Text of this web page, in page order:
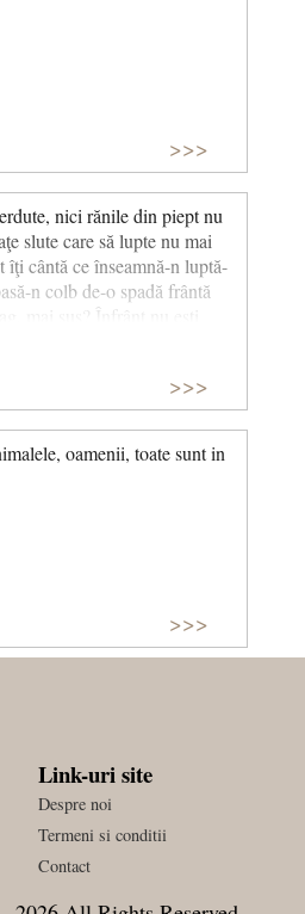
>>>
nici rănile din piept nu
slute care să lupte nu mai
cântă ce înseamnă-n luptă-
n colb de-o spadă frântă
mai sus? Înfrânt nu eşti
ochii când în lacrimi ţi-s.
sunt renunţările la vis.
>>>
oamenii, toate sunt in
>>>
Link-uri site
Despre noi
Termeni si conditii
Contact